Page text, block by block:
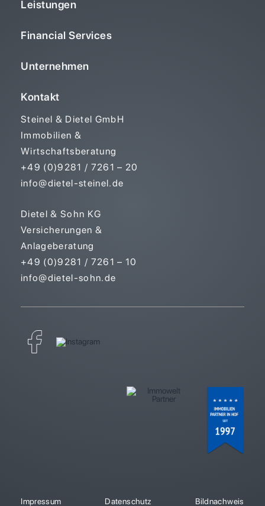
Leistungen
Financial Services
Unternehmen
Kontakt
Steinel & Dietel GmbH
Immobilien &
Wirtschaftsberatung
+49 (0)9281 / 7261 – 20
info@dietel-steinel.de
Dietel & Sohn KG
Versicherungen &
Anlageberatung
+49 (0)9281 / 7261 – 10
info@dietel-sohn.de
Impressum Datenschutz Bildnachweis